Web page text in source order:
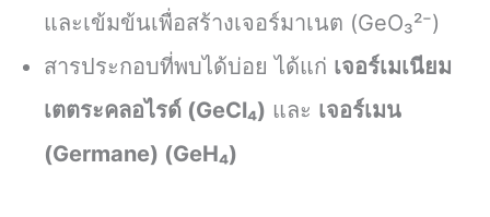
และเข้มข้นเพื่อสร้างเจอร์มาเนต (GeO₃²⁻)
สารประกอบที่พบได้บ่อย ได้แก่ เจอร์เมเนียม
เตตระคลอไรด์ (GeCl₄) และ เจอร์เมน
(Germane) (GeH₄)